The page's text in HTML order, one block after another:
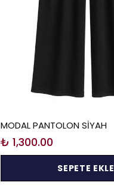
MODAL PANTOLON SİYAH
₺ 1,300.00
SEPETE EKLE